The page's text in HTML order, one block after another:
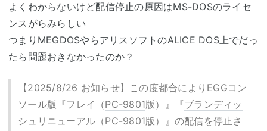
よくわからないけど配信停止の原因はMS-DOSのライセ
ンスがらみらしい
つまりMEGDOSやらアリスソフトのALICE DOS上でだっ
たら問題おきなかったのか？
【2025/8/26 お知らせ】この度都合によりEGGコン
ソール版『フレイ（PC-9801版）』『ブランディッ
シュ リニューアル（PC-9801版）』の配信を停止さ